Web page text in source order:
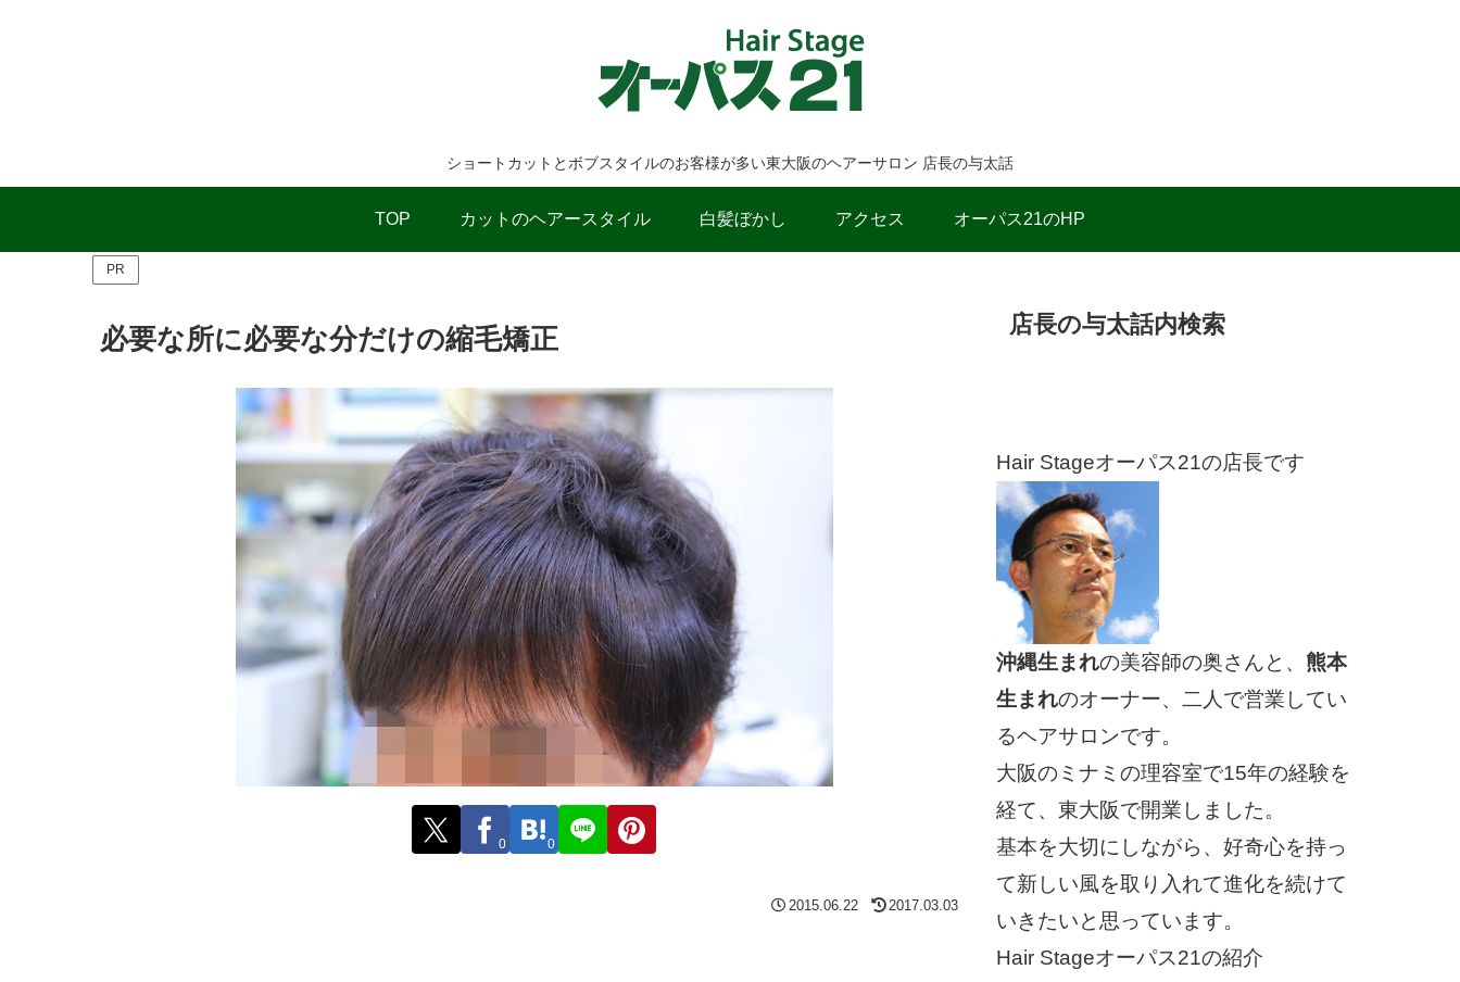
ショートカットとボブスタイルのお客様が多い東大阪のヘアーサロン 店長の与太話
TOP カットのヘアースタイル 白髪ぼかし アクセス オーパス21のHP
PR
必要な所に必要な分だけの縮毛矯正
0 0
2015.06.22 2017.03.03
店長の与太話内検索
Hair Stageオーパス21の店長です
沖縄生まれの美容師の奥さんと、 熊本
生まれのオーナー、二人で営業してい
るヘアサロンです。
大阪のミナミの理容室で15年の経験を
経て、東大阪で開業しました。
基本を大切にしながら、好奇心を持っ
て新しい風を取り入れて進化を続けて
いきたいと思っています。
Hair Stageオーパス21の紹介